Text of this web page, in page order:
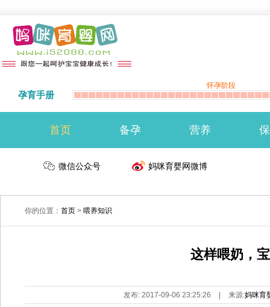
孕育手册
怀孕阶段
首页 备孕 营养
微信公众号 妈咪育婴网微博
准备怀孕 备孕注意事项 生男生女
你的位置： 首页 > 喂养知识
这样喂奶，
发布: 2017-09-06 23:25:26 来源:妈咪育